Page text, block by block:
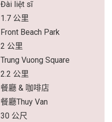
Đài liệt sĩ
1.7 公里
Front Beach Park
2 公里
Trung Vuong Square
2.2 公里
餐廳 & 咖啡店
餐廳Thuy Van
30 公尺